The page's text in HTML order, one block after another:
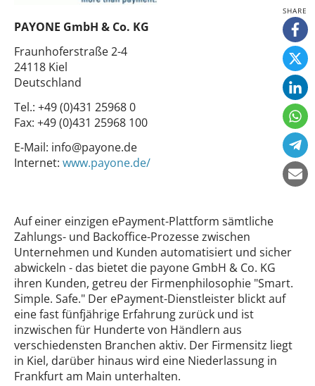
PAYONE GmbH & Co. KG
Fraunhoferstraße 2-4
24118 Kiel
Deutschland
Tel.: +49 (0)431 25968 0
Fax: +49 (0)431 25968 100
E-Mail: info@payone.de
Internet: www.payone.de/
Auf einer einzigen ePayment-Plattform sämtliche
Zahlungs- und Backoffice-Prozesse zwischen
Unternehmen und Kunden automatisiert und sicher
abwickeln - das bietet die payone GmbH & Co. KG
ihren Kunden, getreu der Firmenphilosophie "Smart.
Simple. Safe." Der ePayment-Dienstleister blickt auf
eine fast fünfjährige Erfahrung zurück und ist
inzwischen für Hunderte von Händlern aus
verschiedensten Branchen aktiv. Der Firmensitz liegt
in Kiel, darüber hinaus wird eine Niederlassung in
Frankfurt am Main unterhalten.